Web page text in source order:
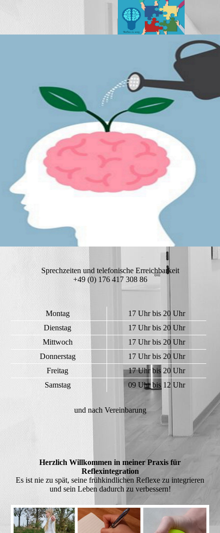
Sprechzeiten und telefonische Erreichbarkeit
+49 (0) 176 417 308 86
Montag
17 Uhr bis 20 Uhr
Dienstag
17 Uhr bis 20 Uhr
Mittwoch
17 Uhr bis 20 Uhr
Donnerstag
17 Uhr bis 20 Uhr
Freitag
17 Uhr bis 20 Uhr
Samstag
09 Uhr bis 12 Uhr
und nach Vereinbarung
Herzlich Willkommen in meiner Praxis für
Reflexintegration
Es ist nie zu spät, seine frühkindlichen Reflexe zu integrieren
und sein Leben dadurch zu verbessern!